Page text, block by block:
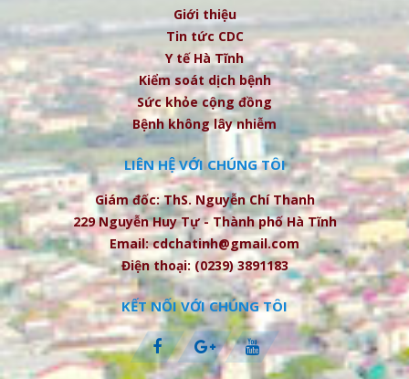
Giới thiệu
Tin tức CDC
Y tế Hà Tĩnh
Kiểm soát dịch bệnh
Sức khỏe cộng đồng
Bệnh không lây nhiễm
LIÊN HỆ VỚI CHÚNG TÔI
Giám đốc: ThS. Nguyễn Chí Thanh
229 Nguyễn Huy Tự - Thành phố Hà Tĩnh
Email: cdchatinh@gmail.com
Điện thoại: (0239) 3891183
KẾT NỐI VỚI CHÚNG TÔI